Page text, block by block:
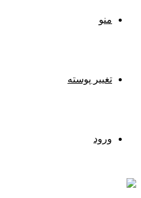
منو
تغییر پوسته
ورود